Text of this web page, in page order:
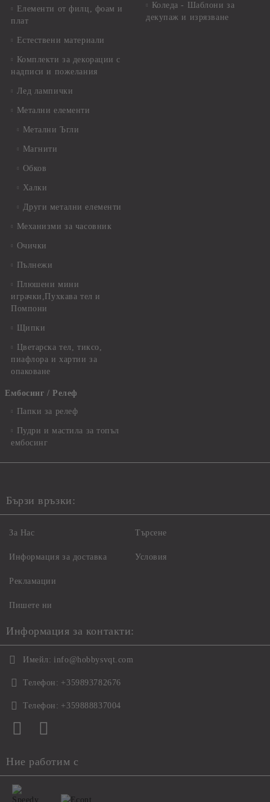
Елементи от филц, фоам и
плат
Естествени материали
Комплекти за декорации с
надписи и пожелания
Лед лампички
Метални елементи
Метални Ъгли
Магнити
Обков
Халки
Други метални елементи
Механизми за часовник
Очички
Пълнежи
Плюшени мини
играчки,Пухкава тел и
Помпони
Щипки
Цветарска тел, тиксо,
пиафлора и хартии за
опаковане
Ембосинг / Релеф
Папки за релеф
Пудри и мастила за топъл
ембосинг
Коледа - Шаблони за
декупаж и изрязване
Бързи връзки:
За Нас
Информация за доставка
Рекламации
Пишете ни
Търсене
Условия
Информация за контакти:
Имейл: info@hobbysvqt.com
Телефон: +359893782676
Телефон: +359888837004
Ние работим с